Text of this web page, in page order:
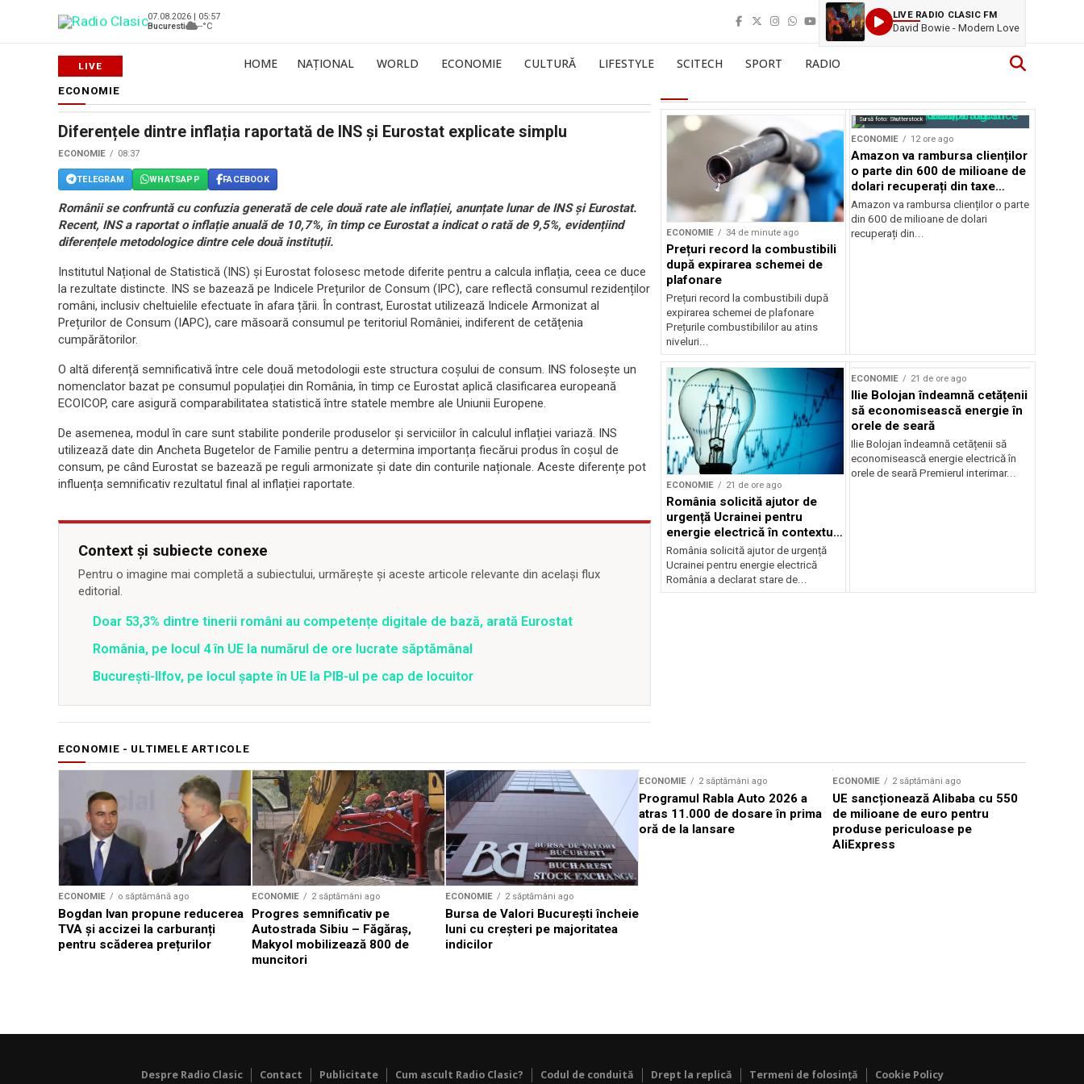
07.08.2026 | 05:57
Bucuresti
--°C
LIVE RADIO CLASIC FM
David Bowie - Modern Love
HOME NAȚIONAL WORLD ECONOMIE CULTURĂ LIFESTYLE SCITECH SPORT RADIO
ECONOMIE
Diferențele dintre inflația raportată de INS și Eurostat explicate simplu
ECONOMIE 08:37
TELEGRAM WHATSAPP FACEBOOK
Românii se confruntă cu confuzia generată de cele două rate ale inflației, anunțate lunar de INS și Eurostat.
Recent, INS a raportat o inflație anuală de 10,7%, în timp ce Eurostat a indicat o rată de 9,5%, evidențiind
diferențele metodologice dintre cele două instituții.
Institutul Național de Statistică (INS) și Eurostat folosesc metode diferite pentru a calcula inflația, ceea ce duce
la rezultate distincte. INS se bazează pe Indicele Prețurilor de Consum (IPC), care reflectă consumul rezidenților
români, inclusiv cheltuielile efectuate în afara țării. În contrast, Eurostat utilizează Indicele Armonizat al
Prețurilor de Consum (IAPC), care măsoară consumul pe teritoriul României, indiferent de cetățenia
cumpărătorilor.
O altă diferență semnificativă între cele două metodologii este structura coșului de consum. INS folosește un
nomenclator bazat pe consumul populației din România, în timp ce Eurostat aplică clasificarea europeană
ECOICOP, care asigură comparabilitatea statistică între statele membre ale Uniunii Europene.
De asemenea, modul în care sunt stabilite ponderile produselor și serviciilor în calculul inflației variază. INS
utilizează date din Ancheta Bugetelor de Familie pentru a determina importanța fiecărui produs în coșul de
consum, pe când Eurostat se bazează pe reguli armonizate și date din conturile naționale. Aceste diferențe pot
influența semnificativ rezultatul final al inflației raportate.
Context și subiecte conexe
Pentru o imagine mai completă a subiectului, urmărește și aceste articole relevante din același flux
editorial.
Doar 53,3% dintre tinerii români au competențe digitale de bază, arată Eurostat
România, pe locul 4 în UE la numărul de ore lucrate săptămânal
București-Ilfov, pe locul șapte în UE la PIB-ul pe cap de locuitor
ECONOMIE 34 de minute ago
Prețuri record la combustibili
după expirarea schemei de
plafonare
Prețuri record la combustibili după
expirarea schemei de plafonare
Prețurile combustibililor au atins
niveluri...
Sursă foto: Shutterstock
ECONOMIE 12 ore ago
Amazon va rambursa clienților
o parte din 600 de milioane de
dolari recuperați din taxe
vamale
Amazon va rambursa clienților o parte
din 600 de milioane de dolari
recuperați din...
ECONOMIE 21 de ore ago
România solicită ajutor de
urgență Ucrainei pentru
energie electrică în contextul
crizei energetice
România solicită ajutor de urgență
Ucrainei pentru energie electrică
România a declarat stare de...
ECONOMIE 21 de ore ago
Ilie Bolojan îndeamnă cetățenii
să economisească energie în
orele de seară
Ilie Bolojan îndeamnă cetățenii să
economisească energie electrică în
orele de seară Premierul interimar...
ECONOMIE - ULTIMELE ARTICOLE
ECONOMIE o săptămână ago
Bogdan Ivan propune reducerea
TVA și accizei la carburanți
pentru scăderea prețurilor
ECONOMIE 2 săptămâni ago
Progres semnificativ pe
Autostrada Sibiu – Făgăraş,
Makyol mobilizează 800 de
muncitori
ECONOMIE 2 săptămâni ago
Bursa de Valori Bucureşti încheie
luni cu creșteri pe majoritatea
indicilor
ECONOMIE 2 săptămâni ago
Programul Rabla Auto 2026 a
atras 11.000 de dosare în prima
oră de la lansare
ECONOMIE 2 săptămâni ago
UE sancționează Alibaba cu 550
de milioane de euro pentru
produse periculoase pe
AliExpress
Despre Radio Clasic Contact Publicitate Cum ascult Radio Clasic? Codul de conduită Drept la replică Termeni de folosință Cookie Policy